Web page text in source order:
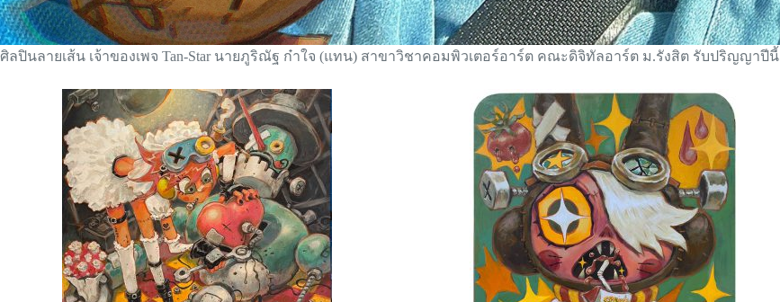
ศิลปินลายเส้น เจ้าของเพจ Tan-Star นายภูริณัฐ ก๋าใจ (แทน) สาขาวิชาคอมพิวเตอร์อาร์ต คณะดิจิทัลอาร์ต ม.รังสิต รับปริญญาปีนี้